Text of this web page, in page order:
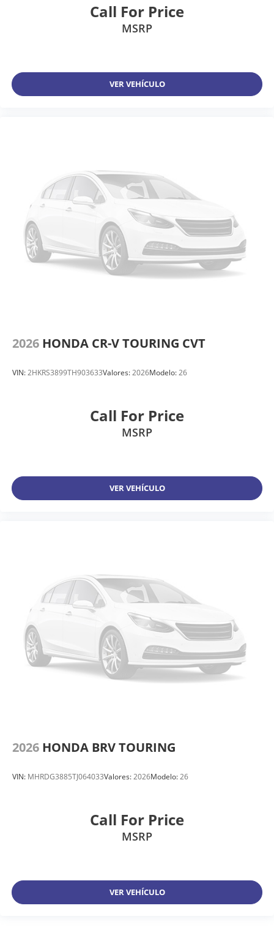
Call For Price
MSRP
VER VEHÍCULO
2026 HONDA CR-V TOURING CVT
VIN:2HKRS3899TH903633Valores:2026Modelo:26
Call For Price
MSRP
VER VEHÍCULO
2026 HONDA BRV TOURING
VIN: MHRDG3885TJ064033Valores:2026Modelo:26
Call For Price
MSRP
VER VEHÍCULO